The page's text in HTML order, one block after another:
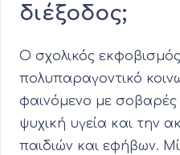
διέξοδος;
Ο σχολικός
πολυπαραγοντικό
φαινόμενο με σοβαρές
ψυχική υγεία και την
παιδιών και εφήβων.